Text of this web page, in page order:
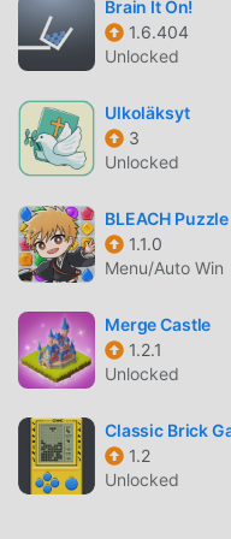
herhangi bir
oyunculardan herhangi
%100 güvenli,
vaat ediyor. Sadece
tıklamayla
yükleyebilirsiniz. Ne
EŞSIZ OYUN
[GameDVA.com]
benzersiz oynanışı,
kazanmasına yardımcı
oyunlarından farklı
yalnızca acemi eğitimini
oyunlarının 【% getirdiği
game_name%】 9.36.3.
oyun severler için özel
Brain It On!
1.6.404
Unlocked
Ulkoläksyt
3
Unlocked
BLEACH Puzzle
1.1.0
Menu/Auto Win
Merge Castle
1.2.1
Unlocked
Classic Brick
1.2
Unlocked